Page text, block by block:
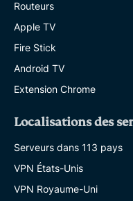
Routeurs
Apple TV
Fire Stick
Android TV
Extension Chrome
Localisations des
Serveurs dans 113 pays
VPN États-Unis
VPN Royaume-Uni